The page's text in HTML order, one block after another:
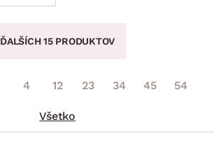
ĎALŠÍCH 15 PRODUKTOV
4 12 23 34 45 54
Všetko